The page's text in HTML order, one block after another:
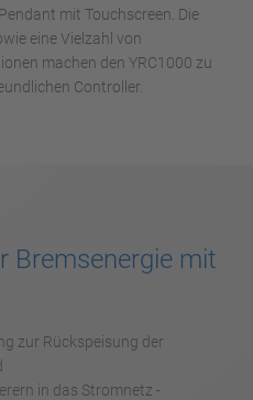
mit Touchscreen. Die
eine Vielzahl von
machen den YRC1000 zu
Controller.
Bremsenergie mit
zur Rückspeisung der
in das Stromnetz -